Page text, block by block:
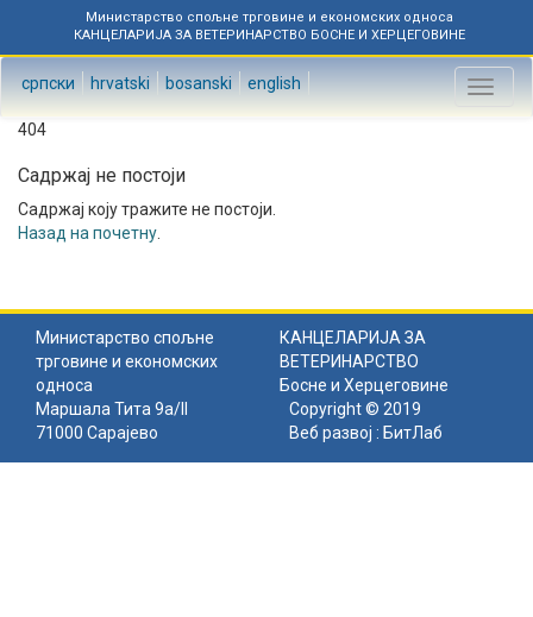
Министарство спољне трговине и економских односа
КАНЦЕЛАРИЈА ЗА ВЕТЕРИНАРСТВО БОСНЕ И ХЕРЦЕГОВИНЕ
српски hrvatski bosanski english
Toggle
404
Садржај не постоји
Садржај коју тражите не постоји.
Назад на почетну
Министарство спољне
трговине и економских
односа
КАНЦЕЛАРИЈА ЗА
ВЕТЕРИНАРСТВО
Босне и Херцеговине
Маршала Тита 9а/II
71000 Сарајево
Copyright © 2019
Веб развој : БитЛаб